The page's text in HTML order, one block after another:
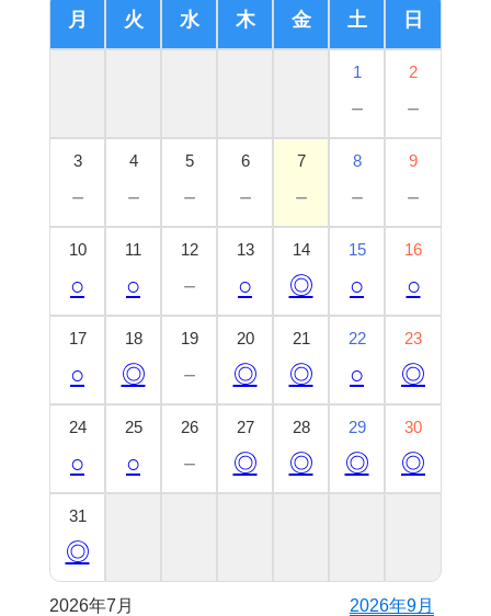
月 火 水 木 金 土 日
1
－
2
－
3
－
4
－
5
－
6
－
7
－
8
－
9
－
10
○
11
○
12
－
13
○
14
◎
15
○
16
○
17
○
18
◎
19
－
20
◎
21
◎
22
○
23
◎
24
○
25
○
26
－
27
◎
28
◎
29
◎
30
◎
31
◎
2026年7月 2026年9月